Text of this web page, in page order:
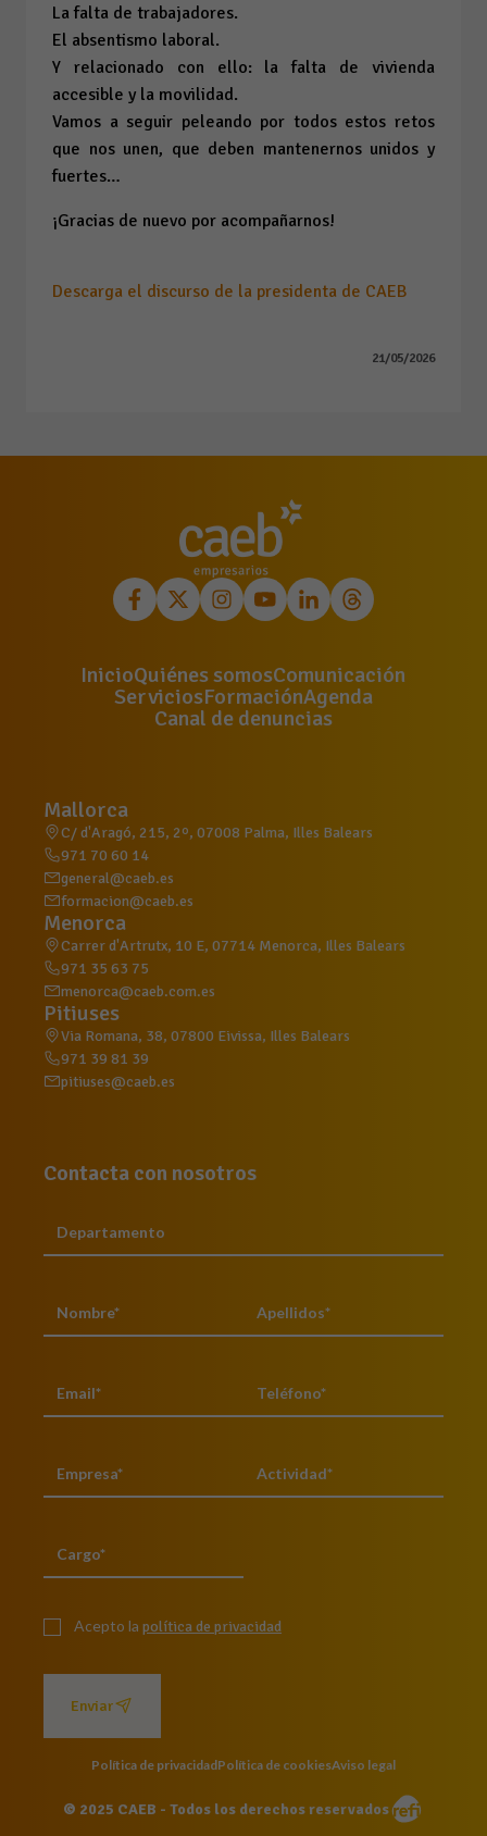
La falta de trabajadores.
El absentismo laboral.
Y relacionado con ello: la falta de vivienda
accesible y la movilidad.
Vamos a seguir peleando por todos estos retos
que nos unen, que deben mantenernos unidos y
fuertes…
¡Gracias de nuevo por acompañarnos!
Descarga el discurso de la presidenta de CAEB
21/05/2026
InicioQuiénes somosComunicación
ServiciosFormaciónAgenda
Canal de denuncias
Mallorca
C/ d'Aragó, 215, 2º, 07008 Palma, Illes Balears
971 70 60 14
general@caeb.es
formacion@caeb.es
Menorca
Carrer d'Artrutx, 10 E, 07714 Menorca, Illes Balears
971 35 63 75
menorca@caeb.com.es
Pitiuses
Via Romana, 38, 07800 Eivissa, Illes Balears
971 39 81 39
pitiuses@caeb.es
Contacta con nosotros
Acepto la política de privacidad
Enviar
Política de privacidadPolítica de cookiesAviso legal
© 2025 CAEB - Todos los derechos reservados